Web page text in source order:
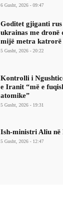
6 Gusht, 2026 - 09:47
Goditet gjiganti
ukrainas me dronë
mijë metra katrorë
5 Gusht, 2026 - 20:22
Kontrolli i
e Iranit “më e
atomike”
5 Gusht, 2026 - 19:31
Ish-ministri ​Aliu në
5 Gusht, 2026 - 12:47